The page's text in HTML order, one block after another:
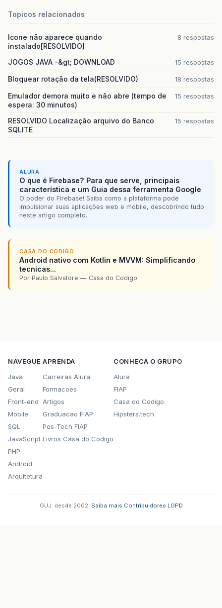
Topicos relacionados
Icone não aparece quando
instalado[RESOLVIDO]
8 respostas
JOGOS JAVA -&gt; DOWNLOAD 15 respostas
Bloquear rotação da tela(RESOLVIDO) 18 respostas
Emulador demora muito e não abre (tempo de
espera: 30 minutos)
15 respostas
RESOLVIDO Localização arquivo do Banco
SQLITE
15 respostas
ALURA
O que é Firebase? Para que serve, principais
característica e um Guia dessa ferramenta Google
O poder do Firebase! Saiba como a plataforma pode
impulsionar suas aplicações web e mobile, descobrindo tudo
neste artigo completo.
CASA DO CODIGO
Android nativo com Kotlin e MVVM: Simplificando
tecnicas...
Por Paulo Salvatore — Casa do Codigo
NAVEGUE
Java
Geral
Front-end
Mobile
SQL
JavaScript
PHP
Android
Arquitetura
APRENDA
Carreiras Alura
Formacoes
Artigos
Graduacao FIAP
Pos-Tech FIAP
Livros Casa do Codigo
CONHECA O GRUPO
Alura
FIAP
Casa do Codigo
Hipsters.tech
GUJ: desde 2002. Saiba mais Contribuidores LGPD